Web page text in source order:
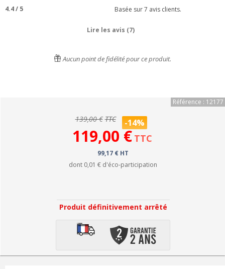
4.4/ 5 Basée sur7 avis clients.
Lire les avis (7)
Aucun point de fidélité pour ce produit.
Référence : 12177
139,00 € TTC -14%
119,00 € TTC
99,17 € HT
dont 0,01 € d'éco-participation
Produit définitivement arrêté